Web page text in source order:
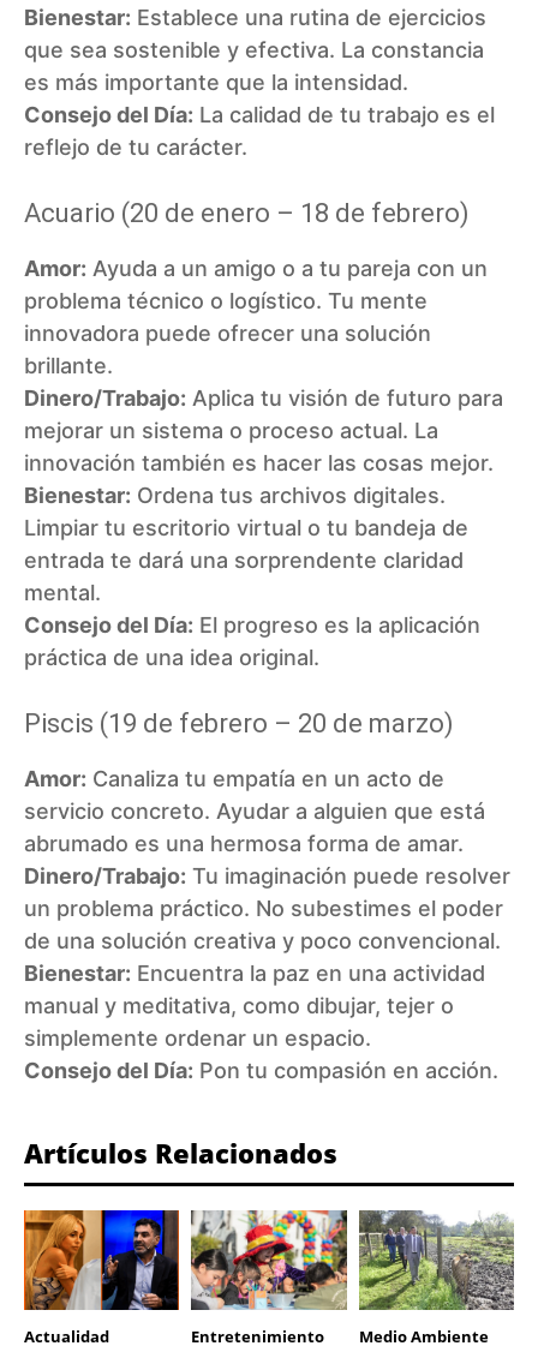
Bienestar: Establece una rutina de ejercicios
que sea sostenible y efectiva. La constancia
es más importante que la intensidad.
Consejo del Día: La calidad de tu trabajo es el
reflejo de tu carácter.
Acuario (20 de enero – 18 de febrero)
Amor: Ayuda a un amigo o a tu pareja con un
problema técnico o logístico. Tu mente
innovadora puede ofrecer una solución
brillante.
Dinero/Trabajo: Aplica tu visión de futuro para
mejorar un sistema o proceso actual. La
innovación también es hacer las cosas mejor.
Bienestar: Ordena tus archivos digitales.
Limpiar tu escritorio virtual o tu bandeja de
entrada te dará una sorprendente claridad
mental.
Consejo del Día: El progreso es la aplicación
práctica de una idea original.
Piscis (19 de febrero – 20 de marzo)
Amor: Canaliza tu empatía en un acto de
servicio concreto. Ayudar a alguien que está
abrumado es una hermosa forma de amar.
Dinero/Trabajo: Tu imaginación puede resolver
un problema práctico. No subestimes el poder
de una solución creativa y poco convencional.
Bienestar: Encuentra la paz en una actividad
manual y meditativa, como dibujar, tejer o
simplemente ordenar un espacio.
Consejo del Día: Pon tu compasión en acción.
Artículos Relacionados
Actualidad Entretenimiento Medio Ambiente